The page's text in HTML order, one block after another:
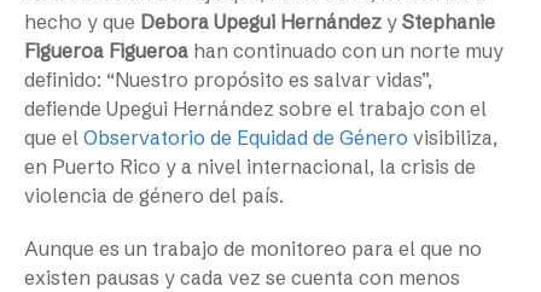
hecho y que Debora Upegui Hernández y Stephanie
Figueroa Figueroa han continuado con un norte muy
definido: “Nuestro propósito es salvar vidas”,
defiende Upegui Hernández sobre el trabajo con el
que el Observatorio de Equidad de Género visibiliza,
en Puerto Rico y a nivel internacional, la crisis de
violencia de género del país.
Aunque es un trabajo de monitoreo para el que no
existen pausas y cada vez se cuenta con menos